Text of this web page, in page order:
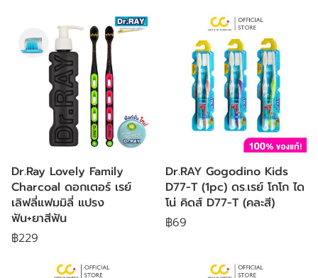
Dr.Ray Lovely Family
Charcoal ดอกเตอร์ เรย์
เลิฟลี่แฟมมิลี่ แปรง
ฟัน+ยาสีฟัน
฿229
Dr.RAY Gogodino Kids
D77-T (1pc) ดร.เรย์ โกโก ได
โน่ คิดส์ D77-T (คละสี)
฿69